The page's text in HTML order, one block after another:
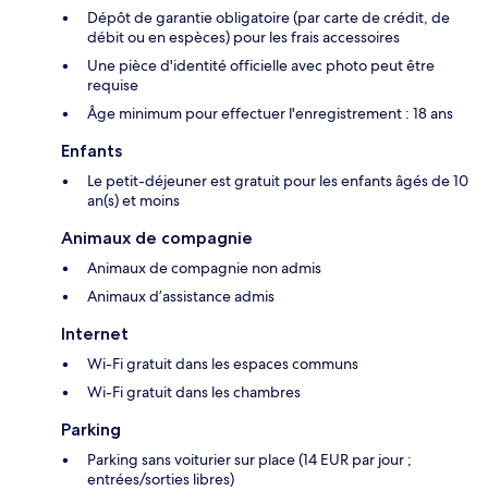
Dépôt de garantie obligatoire (par carte de crédit, de
débit ou en espèces) pour les frais accessoires
Une pièce d'identité officielle avec photo peut être
requise
Âge minimum pour effectuer l'enregistrement : 18 ans
Enfants
Le petit-déjeuner est gratuit pour les enfants âgés de 10
an(s) et moins
Animaux de compagnie
Animaux de compagnie non admis
Animaux d’assistance admis
Internet
Wi-Fi gratuit dans les espaces communs
Wi-Fi gratuit dans les chambres
Parking
Parking sans voiturier sur place (14 EUR par jour ;
entrées/sorties libres)